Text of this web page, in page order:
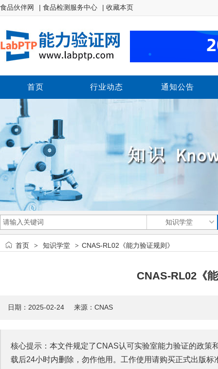
食品伙伴网 | 食品检测服务中心 | 收藏本页
首页 行业动态 通知公告
首页 > 知识学堂 > CNAS-RL02《能力验证规则》
CNAS-RL02《
日期：2025-02-24 来源： CNAS
核心提示：本文件规定了CNAS认可实验室能力验证的政策
载后24小时内删除，勿作他用。工作使用请购买正式出版标